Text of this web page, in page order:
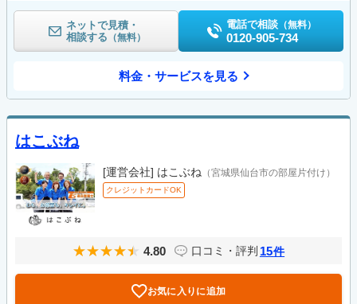
ネットで見積・
相談する （無料）
電話で相談 （無料）
0120-905-734
料金・サービスを見る
はこぶね
[運営会社] はこぶね （宮城県仙台市の部屋片付け）
クレジットカードOK
4.80 口コミ・評判 15件
お気に入りに追加